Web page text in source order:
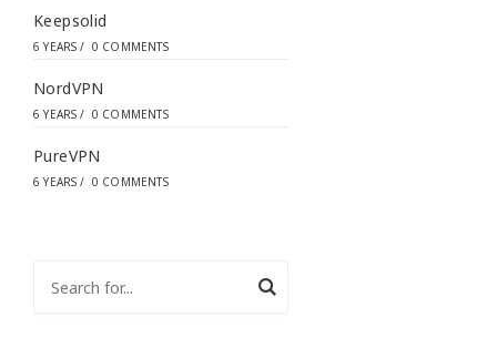
Keepsolid
6 YEARS / 0 COMMENTS
NordVPN
6 YEARS / 0 COMMENTS
PureVPN
6 YEARS / 0 COMMENTS